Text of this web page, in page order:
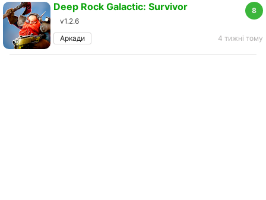
8
Deep Rock Galactic: Survivor
v1.2.6
Аркади
4 тижні тому